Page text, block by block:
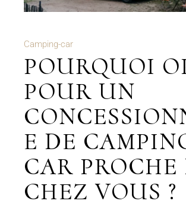
Camping-car
POURQUOI
POUR UN
E DE
CAR PROCHE
CHEZ VOUS ?